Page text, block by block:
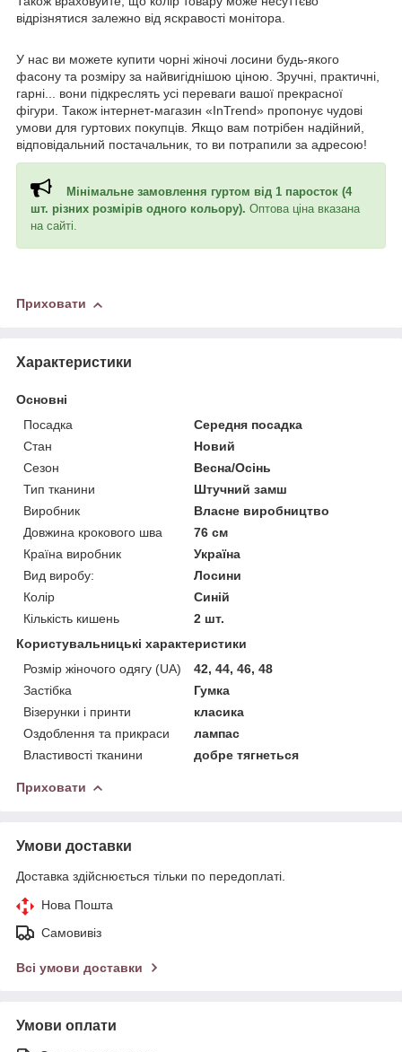
відрізнятися залежно від яскравості монітора.
У нас ви можете купити чорні жіночі лосини будь-якого
фасону та розміру за найвигіднішою ціною. Зручні, практичні,
гарні... вони підкреслять усі переваги вашої прекрасної
фігури. Також інтернет-магазин «InTrend» пропонує чудові
умови для гуртових покупців. Якщо вам потрібен надійний,
відповідальний постачальник, то ви потрапили за адресою!
Мінімальне замовлення гуртом від 1 паросток (4
шт. різних розмірів одного кольору). Оптова ціна вказана
на сайті.
Приховати
Характеристики
Основні
Посадка
Середня посадка
Стан
Новий
Сезон
Весна/Осінь
Тип тканини
Штучний замш
Виробник
Власне виробництво
Довжина крокового шва
76 см
Країна виробник
Україна
Вид виробу:
Лосини
Колір
Синій
Кількість кишень
2 шт.
Користувальницькі характеристики
Розмір жіночого одягу (UA)
42, 44, 46, 48
Застібка
Гумка
Візерунки і принти
класика
Оздоблення та прикраси
лампас
Властивості тканини
добре тягнеться
Приховати
Умови доставки
Доставка здійснюється тільки по передоплаті.
Нова Пошта
Самовивіз
Всі умови доставки
Умови оплати